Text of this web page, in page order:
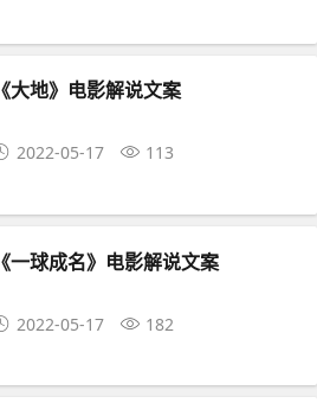
《大地》电影解说文案
2022-05-17 113
《一球成名》电影解说文案
2022-05-17 182